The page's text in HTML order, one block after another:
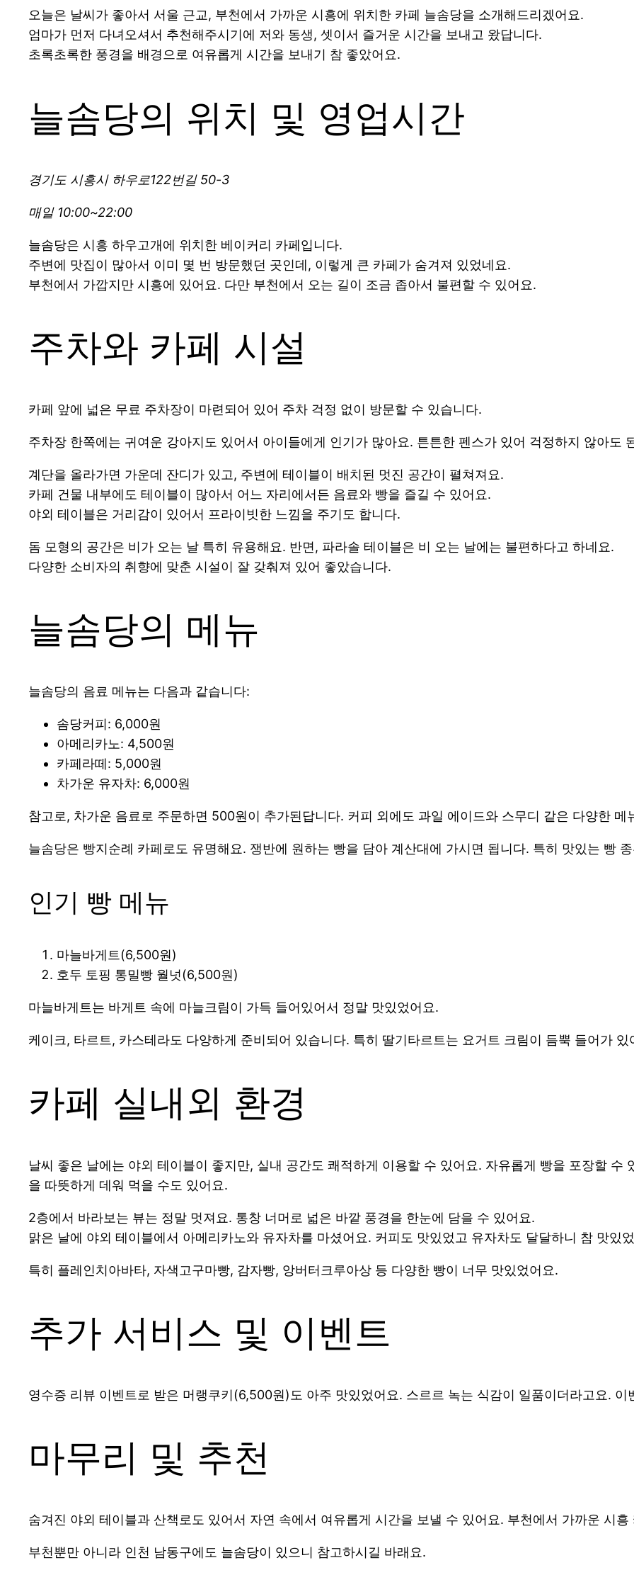
오늘은 날씨가 좋아서 서울 근교, 부천에서 가까운 시흥에 위치한 카페 늘솜당을 소개해드리겠어요.
엄마가 먼저 다녀오셔서 추천해주시기에 저와 동생, 셋이서 즐거운 시간을 보내고 왔답니다.
초록초록한 풍경을 배경으로 여유롭게 시간을 보내기 참 좋았어요.
늘솜당의 위치 및 영업시간
경기도 시흥시 하우로122번길 50-3
매일 10:00~22:00
늘솜당은 시흥 하우고개에 위치한 베이커리 카페입니다.
주변에 맛집이 많아서 이미 몇 번 방문했던 곳인데, 이렇게 큰 카페가 숨겨져 있었네요.
부천에서 가깝지만 시흥에 있어요. 다만 부천에서 오는 길이 조금 좁아서 불편할 수 있어요.
주차와 카페 시설
카페 앞에 넓은 무료 주차장이 마련되어 있어 주차 걱정 없이 방문할 수 있습니다.
주차장 한쪽에는 귀여운 강아지도 있어서 아이들에게 인기가 많아요. 튼튼한 펜스가 있어 걱정하지 않아도
계단을 올라가면 가운데 잔디가 있고, 주변에 테이블이 배치된 멋진 공간이 펼쳐져요.
카페 건물 내부에도 테이블이 많아서 어느 자리에서든 음료와 빵을 즐길 수 있어요.
야외 테이블은 거리감이 있어서 프라이빗한 느낌을 주기도 합니다.
돔 모형의 공간은 비가 오는 날 특히 유용해요. 반면, 파라솔 테이블은 비 오는 날에는 불편하다고 하네요.
다양한 소비자의 취향에 맞춘 시설이 잘 갖춰져 있어 좋았습니다.
늘솜당의 메뉴
늘솜당의 음료 메뉴는 다음과 같습니다:
솜당커피: 6,000원
아메리카노: 4,500원
카페라떼: 5,000원
차가운 유자차: 6,000원
참고로, 차가운 음료로 주문하면 500원이 추가된답니다. 커피 외에도 과일 에이드와 스무디 같은 다양한 메
늘솜당은 빵지순례 카페로도 유명해요. 쟁반에 원하는 빵을 담아 계산대에 가시면 됩니다. 특히 맛있는 빵
인기 빵 메뉴
마늘바게트(6,500원)
호두 토핑 통밀빵 월넛(6,500원)
마늘바게트는 바게트 속에 마늘크림이 가득 들어있어서 정말 맛있었어요.
케이크, 타르트, 카스테라도 다양하게 준비되어 있습니다. 특히 딸기타르트는 요거트 크림이 듬뿍 들어가
카페 실내외 환경
날씨 좋은 날에는 야외 테이블이 좋지만, 실내 공간도 쾌적하게 이용할 수 있어요. 자유롭게 빵을 포장할 수
을 따뜻하게 데워 먹을 수도 있어요.
2층에서 바라보는 뷰는 정말 멋져요. 통창 너머로 넓은 바깥 풍경을 한눈에 담을 수 있어요.
맑은 날에 야외 테이블에서 아메리카노와 유자차를 마셨어요. 커피도 맛있었고 유자차도 달달하니 참 맛있
특히 플레인치아바타, 자색고구마빵, 감자빵, 앙버터크루아상 등 다양한 빵이 너무 맛있었어요.
추가 서비스 및 이벤트
영수증 리뷰 이벤트로 받은 머랭쿠키(6,500원)도 아주 맛있었어요. 스르르 녹는 식감이 일품이더라고요.
마무리 및 추천
숨겨진 야외 테이블과 산책로도 있어서 자연 속에서 여유롭게 시간을 보낼 수 있어요. 부천에서 가까운 시
부천뿐만 아니라 인천 남동구에도 늘솜당이 있으니 참고하시길 바래요.